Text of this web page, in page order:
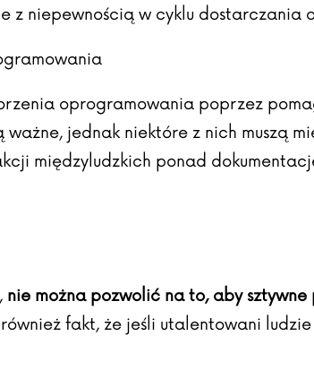
niepewnością w cyklu dostarczania
oprogramowania poprzez
jednak niektóre z nich muszą
międzyludzkich ponad
nie można pozwolić na to, aby
fakt, że jeśli utalentowani